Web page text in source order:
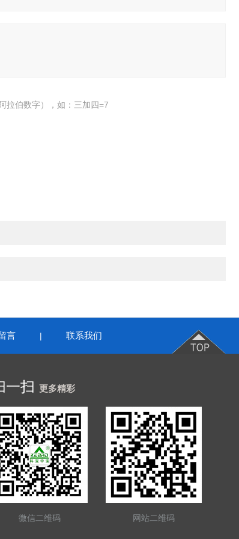
拉伯数字），如：三加四=7
言 | 联系我们
一扫 更多精彩
微信二维码 网站二维码